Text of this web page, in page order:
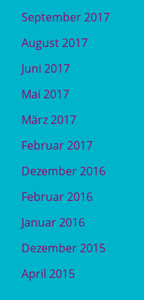
September 2017
August 2017
Juni 2017
Mai 2017
März 2017
Februar 2017
Dezember 2016
Februar 2016
Januar 2016
Dezember 2015
April 2015